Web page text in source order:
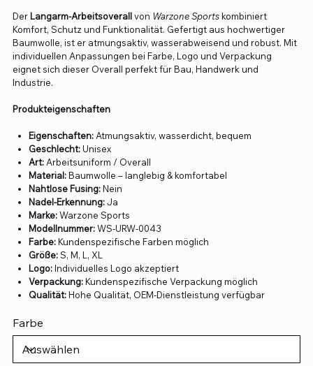
Der Langarm-Arbeitsoverallvon Warzone Sportskombiniert
Komfort, Schutz und Funktionalität. Gefertigt aus hochwertiger
Baumwolle, ist er atmungsaktiv, wasserabweisend und robust. Mit
individuellen Anpassungen bei Farbe, Logo und Verpackung
eignet sich dieser Overall perfekt für Bau, Handwerk und
Industrie.
Produkteigenschaften
Eigenschaften: Atmungsaktiv, wasserdicht, bequem
Geschlecht:Unisex
Art: Arbeitsuniform / Overall
Material:Baumwolle – langlebig & komfortabel
Nahtlose Fusing:Nein
Nadel-Erkennung:Ja
Marke:Warzone Sports
Modellnummer:WS-URW-0043
Farbe:Kundenspezifische Farben möglich
Größe:S, M, L, XL
Logo:Individuelles Logo akzeptiert
Verpackung:Kundenspezifische Verpackung möglich
Qualität:Hohe Qualität, OEM-Dienstleistung verfügbar
Farbe